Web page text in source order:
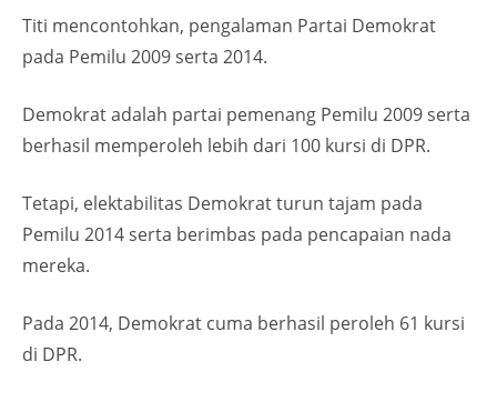
Titi mencontohkan, pengalaman Partai Demokrat
pada Pemilu 2009 serta 2014.
Demokrat adalah partai pemenang Pemilu 2009 serta
berhasil memperoleh lebih dari 100 kursi di DPR.
Tetapi, elektabilitas Demokrat turun tajam pada
Pemilu 2014 serta berimbas pada pencapaian nada
mereka.
Pada 2014, Demokrat cuma berhasil peroleh 61 kursi
di DPR.